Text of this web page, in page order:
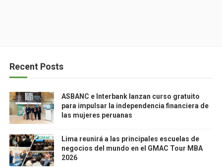
Recent Posts
ASBANC e Interbank lanzan curso gratuito
para impulsar la independencia financiera de
las mujeres peruanas
Lima reunirá a las principales escuelas de
negocios del mundo en el GMAC Tour MBA
2026